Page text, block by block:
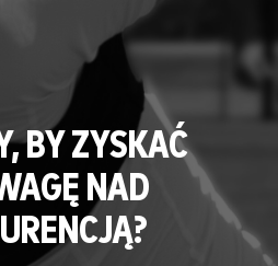
BY ZYSKAĆ
NAD